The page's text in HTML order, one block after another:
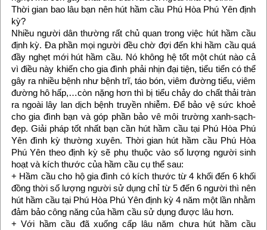
Thời gian bao lâu bạn nên hút hầm cầu Phú Hòa Phú Yên định
kỳ?
Nhiều người dân thường rất chủ quan trong việc hút hầm cầu
định kỳ. Đa phần mọi người đều chờ đợi đến khi hầm cầu quá
đầy nghẹt mới hút hầm cầu. Nó không hệ tốt một chút nào cả
vì điều này khiến cho gia đình phải nhịn đại tiện, tiểu tiển có thể
gây ra nhiều bệnh như bệnh trĩ, táo bón, viêm đường tiểu, viêm
đường hô hấp,…còn nặng hơn thì bị tiểu chảy do chất thải tràn
ra ngoài lây lan dịch bệnh truyền nhiễm. Để bảo vệ sức khoẻ
cho gia đình bạn và góp phần bảo vê môi trường xanh-sạch-
đẹp. Giải pháp tốt nhất bạn cần hút hầm cầu tại Phú Hòa Phú
Yên đình kỳ thường xuyên. Thời gian hút hầm cầu Phú Hòa
Phú Yên theo định kỳ sẽ phụ thuộc vào số lượng người sinh
hoạt và kích thước của hầm cầu cụ thể sau:
+ Hầm cầu cho hộ gia đình có kích thước từ 4 khối đến 6 khối
đồng thời số lượng người sử dụng chỉ từ 5 đến 6 người thì nên
hút hầm cầu tại Phú Hòa Phú Yên định kỳ 4 năm một lần nhằm
đảm bảo công năng của hầm cầu sử dụng được lâu hơn.
+ Với hầm cầu đã xuống cấp lâu năm chưa hút hầm cầu